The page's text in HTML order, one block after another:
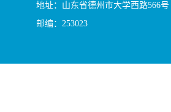
地址：山东省德州市大学西路566号
邮编：253023